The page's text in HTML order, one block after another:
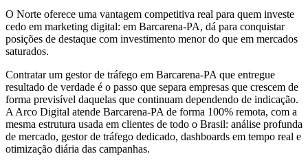
O Norte oferece uma vantagem competitiva real para quem investe
cedo em marketing digital: em Barcarena-PA, dá para conquistar
posições de destaque com investimento menor do que em mercados
saturados.
Contratar um gestor de tráfego em Barcarena-PA que entregue
resultado de verdade é o passo que separa empresas que crescem de
forma previsível daquelas que continuam dependendo de indicação.
A Arco Digital atende Barcarena-PA de forma 100% remota, com a
mesma estrutura usada em clientes de todo o Brasil: análise profunda
de mercado, gestor de tráfego dedicado, dashboards em tempo real e
otimização diária das campanhas.